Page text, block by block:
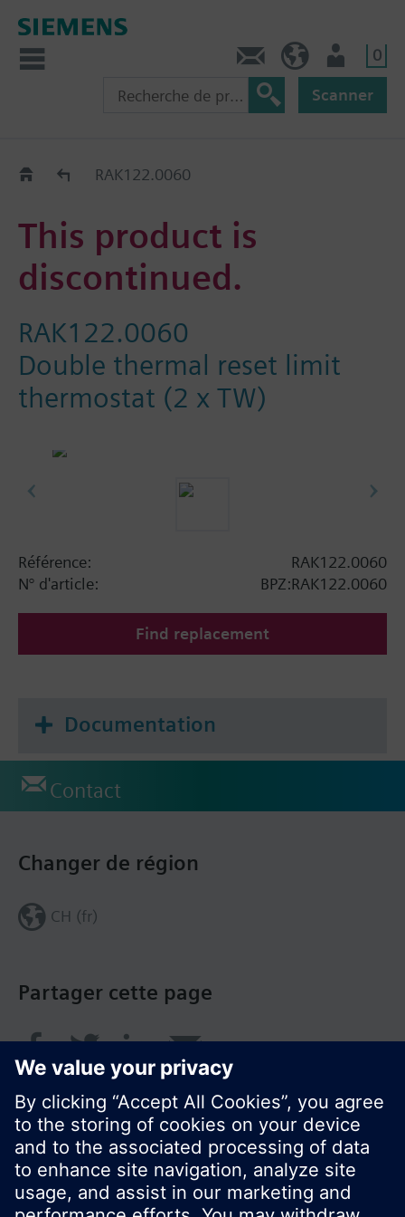
0
Scanner
Old2NewRAK122.0060
This product is
discontinued.
RAK122.0060
Double thermal reset limit
thermostat (2 x TW)
Référence:
RAK122.0060
N° d'article:
BPZ:RAK122.0060
Find replacement
Documentation
Contact
Partager cette page
Changer de région
CH (fr)